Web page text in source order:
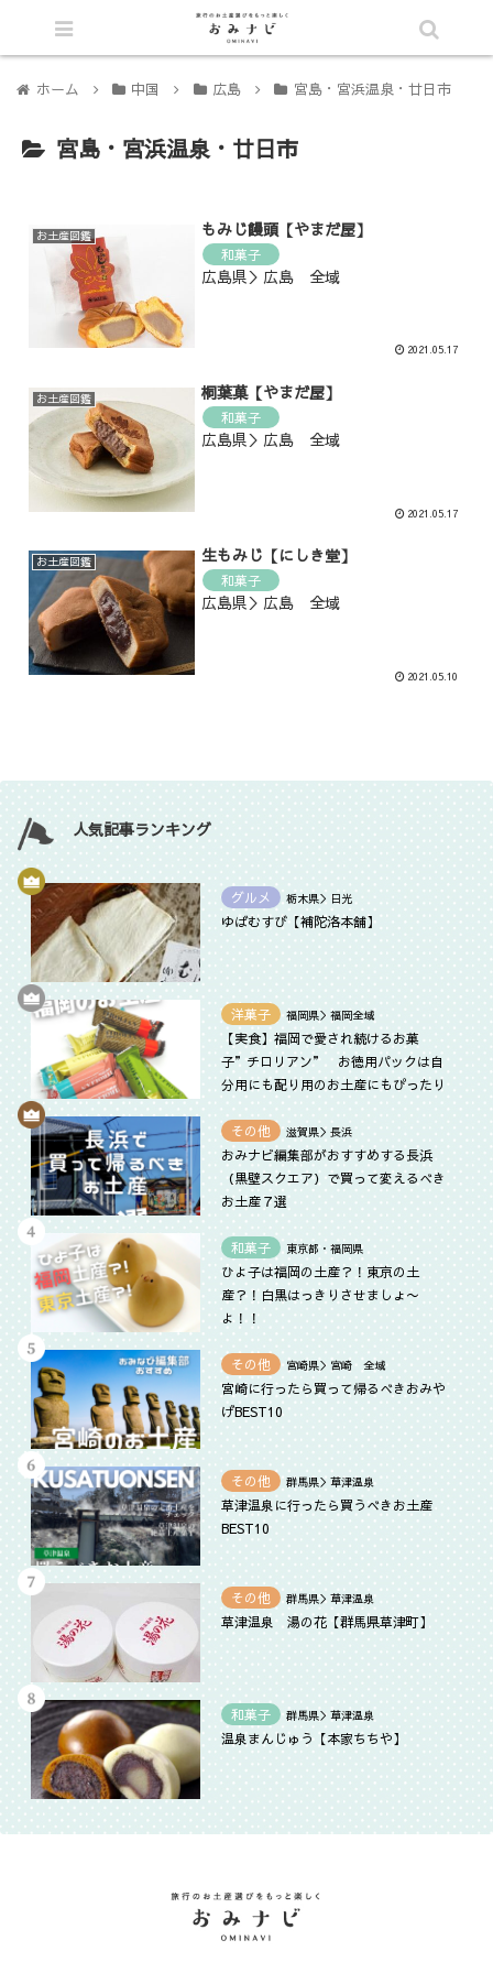
ホーム 中国 広島 宮島・宮浜温泉・廿日市
宮島・宮浜温泉・廿日市
お土産図鑑 もみじ饅頭【やまだ屋】
和菓子
広島県＞広島 全域
2021.05.17
お土産図鑑 桐葉菓【やまだ屋】
和菓子
広島県＞広島 全域
2021.05.17
お土産図鑑 生もみじ【にしき堂】
和菓子
広島県＞広島 全域
2021.05.10
人気記事ランキング
グルメ 栃木県＞日光
ゆばむすび【補陀洛本舗】
洋菓子 福岡県＞福岡全域
【実食】福岡で愛され続けるお菓
子”チロリアン” お徳用パックは自
分用にも配り用のお土産にもぴったり
その他 滋賀県＞長浜
おみナビ編集部がおすすめする長浜
（黒壁スクエア）で買って変えるべき
お土産７選
和菓子 東京都・福岡県
ひよ子は福岡の土産？！東京の土
産？！白黒はっきりさせましょ〜
よ！！
その他 宮崎県＞宮崎 全域
宮崎に行ったら買って帰るべきおみや
げBEST10
その他 群馬県＞草津温泉
草津温泉に行ったら買うべきお土産
BEST10
その他 群馬県＞草津温泉
草津温泉 湯の花【群馬県草津町】
和菓子 群馬県＞草津温泉
温泉まんじゅう【本家ちちや】
シェア